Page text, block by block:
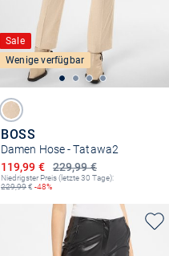
Sale
Wenige verfügbar
BOSS
Damen Hose - Tatawa2
229,99 €
Ermäßigter Preis
119,99 €
Niedrigster Preis (letzte 30 Tage):
229,99€ -48%